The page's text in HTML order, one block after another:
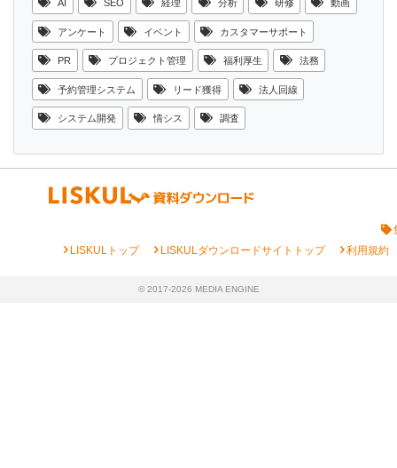
AI SEO 経理 分析 研修 動画
アンケート イベント カスタマーサポート
PR プロジェクト管理 福利厚生 法務
予約管理システム リード獲得 法人回線
システム開発 情シス 調査
chevron_rightLISKULトップ chevron_rightLISKULダウンロードサイトトップ chevron_right利用規約
© 2017-2026 MEDIA ENGINE